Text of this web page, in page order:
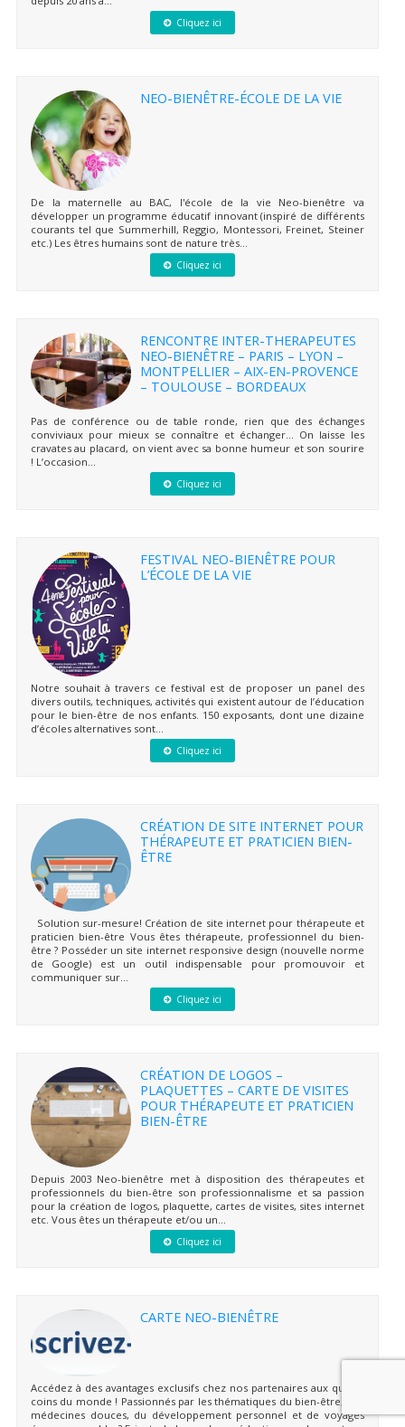
Cliquez ici
NEO-BIENÊTRE-ÉCOLE DE LA VIE
De la maternelle au BAC, l'école de la vie Neo-bienêtre va
développer un programme éducatif innovant (inspiré de différents
courants tel que Summerhill, Reggio, Montessori, Freinet, Steiner
etc.) Les êtres humains sont de nature très...
Cliquez ici
RENCONTRE INTER-THERAPEUTES
NEO-BIENÊTRE – PARIS – LYON –
MONTPELLIER – AIX-EN-PROVENCE
– TOULOUSE – BORDEAUX
Pas de conférence ou de table ronde, rien que des échanges
conviviaux pour mieux se connaître et échanger… On laisse les
cravates au placard, on vient avec sa bonne humeur et son sourire
! L’occasion...
Cliquez ici
FESTIVAL NEO-BIENÊTRE POUR
L’ÉCOLE DE LA VIE
Notre souhait à travers ce festival est de proposer un panel des
divers outils, techniques, activités qui existent autour de l’éducation
pour le bien-être de nos enfants. 150 exposants, dont une dizaine
d’écoles alternatives sont...
Cliquez ici
CRÉATION DE SITE INTERNET POUR
THÉRAPEUTE ET PRATICIEN BIEN-
ÊTRE
Solution sur-mesure! Création de site internet pour thérapeute et
praticien bien-être Vous êtes thérapeute, professionnel du bien-
être ? Posséder un site internet responsive design (nouvelle norme
de Google) est un outil indispensable pour promouvoir et
communiquer sur...
Cliquez ici
CRÉATION DE LOGOS –
PLAQUETTES – CARTE DE VISITES
POUR THÉRAPEUTE ET PRATICIEN
BIEN-ÊTRE
Depuis 2003 Neo-bienêtre met à disposition des thérapeutes et
professionnels du bien-être son professionnalisme et sa passion
pour la création de logos, plaquette, cartes de visites, sites internet
etc. Vous êtes un thérapeute et/ou un...
Cliquez ici
CARTE NEO-BIENÊTRE
Accédez à des avantages exclusifs chez nos partenaires aux quatre
coins du monde ! Passionnés par les thématiques du bien-être, des
médecines douces, du développement personnel et de voyages